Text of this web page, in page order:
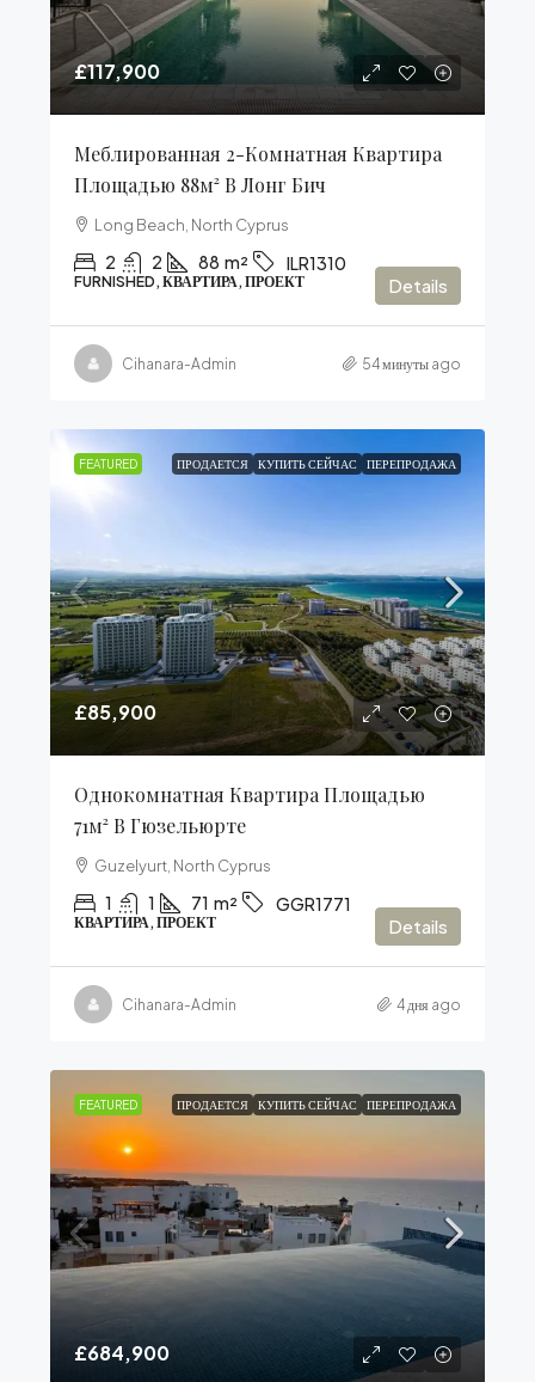
£117,900
Меблированная 2-Комнатная Квартира
Площадью 88м² В Лонг Бич
Long Beach, North Cyprus
2 2 88 m² ILR1310
FURNISHED, КВАРТИРА, ПРОЕКТ Details
Cihanara-Admin 54 минуты ago
FEATURED ПРОДАЕТСЯ КУПИТЬ СЕЙЧАС ПЕРЕПРОДАЖА
£85,900
Однокомнатная Квартира Площадью
71м² В Гюзельюрте
Guzelyurt, North Cyprus
1 1 71 m² GGR1771
КВАРТИРА, ПРОЕКТ Details
Cihanara-Admin 4 дня ago
FEATURED ПРОДАЕТСЯ КУПИТЬ СЕЙЧАС ПЕРЕПРОДАЖА
£684,900